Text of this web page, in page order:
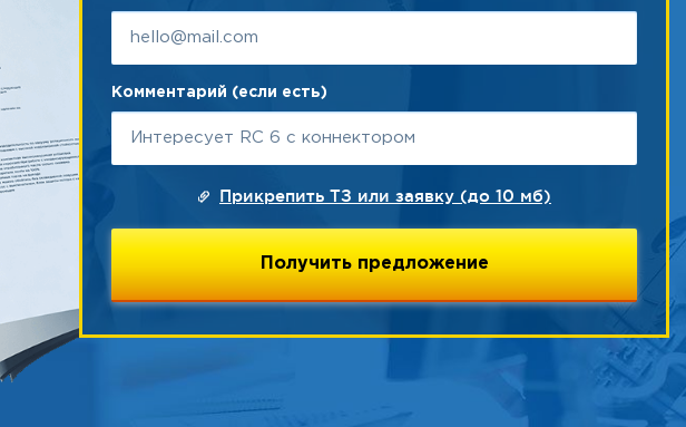
Комментарий (если есть)
Прикрепить ТЗ или заявку (до 10 мб)